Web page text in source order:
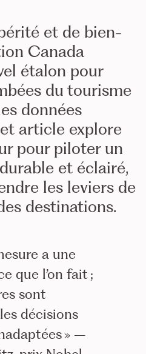
et de bien-
Canada
étalon pour
du tourisme
données
article explore
pour piloter un
et éclairé,
les leviers de
destinations.
a une
que l’on fait ;
sont
décisions
» –